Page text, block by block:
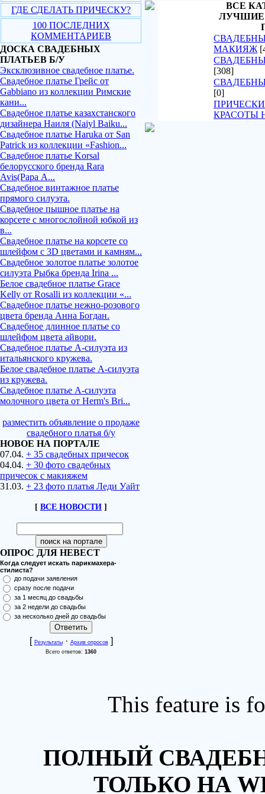
ГДЕ СДЕЛАТЬ ПРИЧЕСКУ?
100 ПОСЛЕДНИХ
КОММЕНТАРИЕВ
ДОСКА СВАДЕБНЫХ
ПЛАТЬЕВ Б/У
Эксклюзивное свадебное платье.
Свадебное платье Грейс от
Gabbiano из коллекции Римские
кани...
Свадебное платье казахстанского
дизайнера Наиля (Naiyl Baiku...
Свадебное платье Haruka от San
Patrick из коллекции «Fashion...
Свадебное платье Korsal
белорусского бренда Rara
Avis(Рара А...
Свадебное винтажное платье
прямого силуэта.
Свадебное пышное платье на
корсете с многослойной юбкой из
в...
Свадебное платье на корсете со
шлейфом с 3D цветами и камням...
Свадебное золотое платье золотое
силуэта Рыбка бренда Irina ...
Белое свадебное платье Grace
Kelly от Rosalli из коллекции «...
Свадебное платье нежно-розового
цвета бренда Анна Богдан.
Свадебное длинное платье со
шлейфом цвета айвори.
Свадебное платье А-силуэта из
итальянского кружева.
Белое свадебное платье А-силуэта
из кружева.
Свадебное платье А-силуэта
молочного цвета от Herm's Bri...
разместить объявление о продаже
свадебного платья б/у
НОВОЕ НА ПОРТАЛЕ
07.04. + 35 свадебных причесок
04.04. + 30 фото свадебных
причесок с макияжем
31.03. + 23 фото платья Леди Уайт
[ ВСЕ НОВОСТИ ]
ОПРОС ДЛЯ НЕВЕСТ
Когда следует искать парикмахера-
стилиста?
до подачи заявления
сразу после подачи
за 1 месяц до свадьбы
за 2 недели до свадьбы
за несколько дней до свадьбы
[ Результаты· Архив опросов]
Всего ответов: 1360
ВСЕ
ЛУЧШИЕ
МАКИЯЖ
[308]
[0]
КРАСОТЫ
This feature is
ПОЛНЫЙ
ТОЛЬКО НА